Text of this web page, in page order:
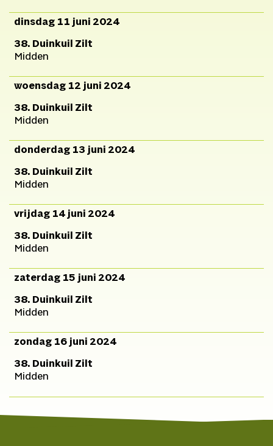
dinsdag 11 juni 2024
38. Duinkuil Zilt
Midden
woensdag 12 juni 2024
38. Duinkuil Zilt
Midden
donderdag 13 juni 2024
38. Duinkuil Zilt
Midden
vrijdag 14 juni 2024
38. Duinkuil Zilt
Midden
zaterdag 15 juni 2024
38. Duinkuil Zilt
Midden
zondag 16 juni 2024
38. Duinkuil Zilt
Midden